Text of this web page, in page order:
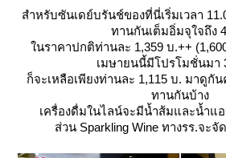
สำหรับซันเดย์บรันช์ของที่นี่เริ่มเวลา
ทานกันเต็มอิ่มจุใจถึง
นราคาปกติท่านละ 1,359 บ.++
เมษายนนี้มีโปรโมชั่นมา
ก็จะเหลือเพียงท่านละ 1,115 บ. มาดูกั
ทานกันบ้าง
เครื่องดื่มในไลน์จะมีน้ำส้มและน้ำแ
ส่วน Sparkling Wine ทางรร.จะ